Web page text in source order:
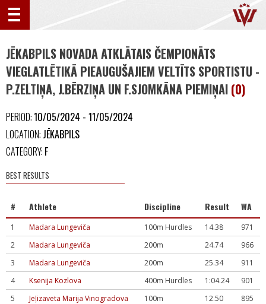
JĒKABPILS NOVADA ATKLĀTAIS ČEMPIONĀTS
VIEGLATLĒTIKĀ PIEAUGUŠAJIEM VELTĪTS SPORTISTU -
P.ZELTIŅA, J.BĒRZIŅA UN F.SJOMKĀNA PIEMIŅAI (0)
PERIOD:10/05/2024 - 11/05/2024
LOCATION: JĒKABPILS
CATEGORY: F
BEST RESULTS
# Athlete Discipline Result WA
1 Madara Lungeviča 100m Hurdles 14.38
971
2
Madara Lungeviča 200m 24.74
966
3
Madara Lungeviča 200m 25.34
911
4
Ksenija Kozlova 400m Hurdles 1:04.24
901
5
Jeļizaveta Marija Vinogradova 100m 12.50
895